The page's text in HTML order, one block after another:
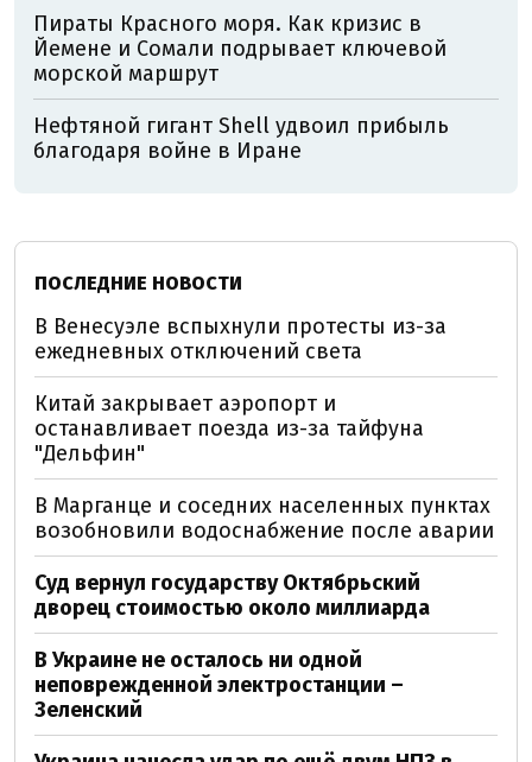
Пираты Красного моря. Как кризис в
Йемене и Сомали подрывает ключевой
морской маршрут
Нефтяной гигант Shell удвоил прибыль
благодаря войне в Иране
ПОСЛЕДНИЕ НОВОСТИ
В Венесуэле вспыхнули протесты из-за
ежедневных отключений света
Китай закрывает аэропорт и
останавливает поезда из-за тайфуна
"Дельфин"
В Марганце и соседних населенных пунктах
возобновили водоснабжение после аварии
Суд вернул государству Октябрьский
дворец стоимостью около миллиарда
В Украине не осталось ни одной
неповрежденной электростанции –
Зеленский